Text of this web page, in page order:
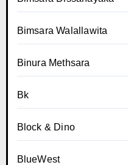
Bimsara Walallawita
Binura Methsara
Bk
Block & Dino
BlueWest